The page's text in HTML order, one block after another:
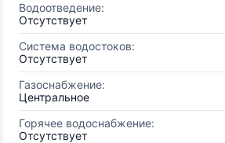
Водоотведение:
Отсутствует
Система водостоков:
Отсутствует
Газоснабжение:
Центральное
Горячее водоснабжение:
Отсутствует